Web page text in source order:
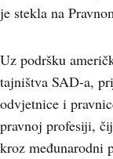
je stekla na
Uz podršku
tajništva SAD-a,
odvjetnice i
pravnoj profesiji,
kroz međunarodni